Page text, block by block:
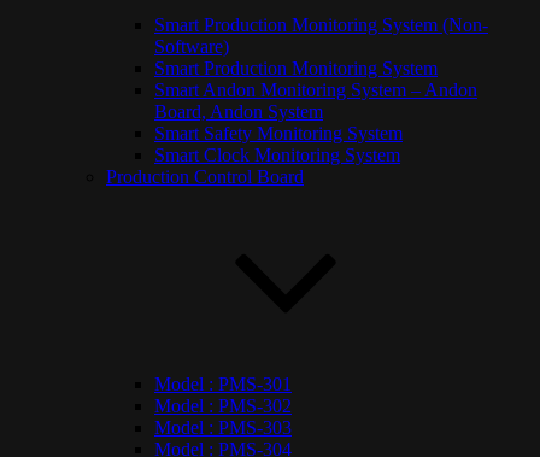
Smart Production Monitoring System (Non-
Software)
Smart Production Monitoring System
Smart Andon Monitoring System – Andon
Board, Andon System
Smart Safety Monitoring System
Smart Clock Monitoring System
Production Control Board
Model : PMS-301
Model : PMS-302
Model : PMS-303
Model : PMS-304